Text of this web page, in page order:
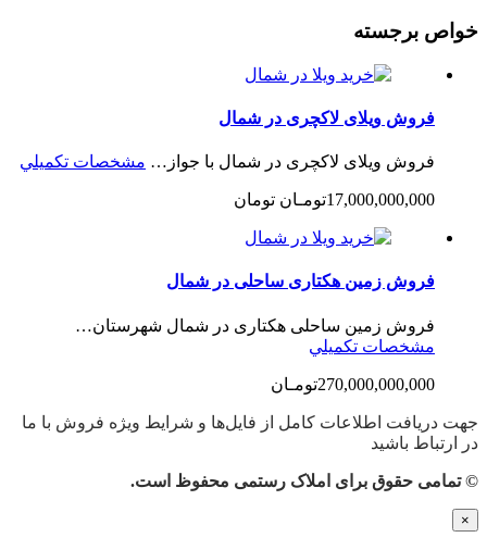
خواص برجسته
فروش ویلای لاکچری در شمال
فروش ویلای لاکچری در شمال با جواز… مشخصات تكميلي
17,000,000,000تومـان تومان
فروش زمین هکتاری ساحلی در شمال
فروش زمین ساحلی هکتاری در شمال شهرستان…
مشخصات تكميلي
270,000,000,000تومـان
جهت دریافت اطلاعات کامل از فایل‌ها و شرایط ویژه فروش با ما
در ارتباط باشید
© تمامی حقوق برای املاک رستمی محفوظ است.
×